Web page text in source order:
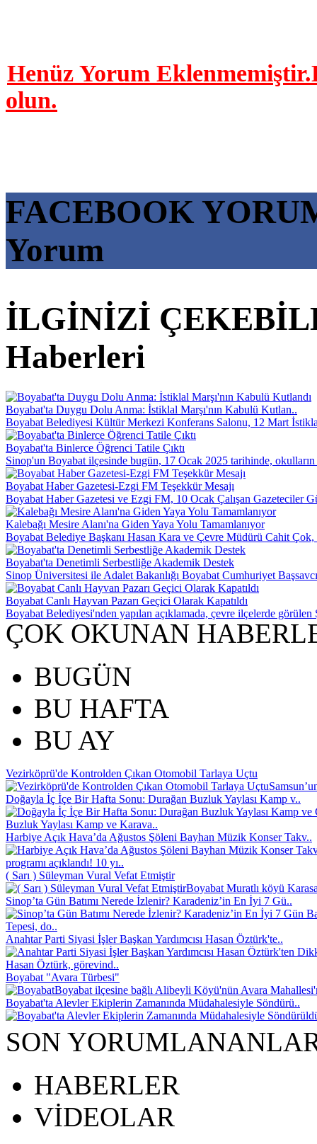
Henüz Yorum
olun.
FACEBOOK
Yorum
İLGİNİZİ
Haberleri
Boyabat'ta Duygu Dolu Anma: İstiklal Marşı'nın Kabulü Kutlan..
Boyabat Belediyesi Kültür Merkezi Konferans Salonu, 12 Mart
Boyabat'ta Binlerce Öğrenci Tatile Çıktı
Sinop'un Boyabat ilçesinde bugün, 17 Ocak 2025 tarihinde,
Boyabat Haber Gazetesi-Ezgi FM Teşekkür Mesajı
Boyabat Haber Gazetesi ve Ezgi FM, 10 Ocak Çalışan Gazeteciler
Kalebağı Mesire Alanı'na Giden Yaya Yolu Tamamlanıyor
Boyabat Belediye Başkanı Hasan Kara ve Çevre Müdürü Cahit
Boyabat'ta Denetimli Serbestliğe Akademik Destek
Sinop Üniversitesi ile Adalet Bakanlığı Boyabat Cumhuriyet
Boyabat Canlı Hayvan Pazarı Geçici Olarak Kapatıldı
Boyabat Belediyesi'nden yapılan açıklamada, çevre ilçelerde görülen
ÇOK OKUNAN
BUGÜN
BU HAFTA
BU AY
Vezirköprü'de Kontrolden Çıkan Otomobil Tarlaya Uçtu
Doğayla İç İçe Bir Hafta Sonu: Durağan Buzluk Yaylası Kamp v..
Buzluk Yaylası Kamp ve Karava..
Harbiye Açık Hava’da Ağustos Şöleni Bayhan Müzik Konser Takv..
programı açıklandı! 10 yı..
( Sarı ) Süleyman Vural Vefat Etmiştir
Boyabat Muratlı köyü
Sinop’ta Gün Batımı Nerede İzlenir? Karadeniz’in En İyi 7 Gü..
Tepesi, do..
Anahtar Parti Siyasi İşler Başkan Yardımcısı Hasan Öztürk'te..
Hasan Öztürk, görevind..
Boyabat "Avara Türbesi"
Boyabat ilçesine bağlı Alibeyli Köyü'nün Avara
Boyabat'ta Alevler Ekiplerin Zamanında Müdahalesiyle Söndürü..
SON
HABERLER
VİDEOLAR